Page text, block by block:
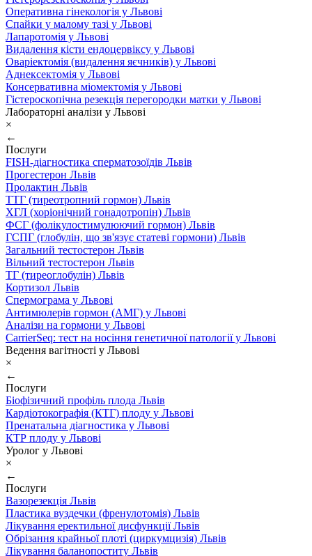
Оперативна гінекологія у Львові
Спайки у малому тазі у Львові
Лапаротомія у Львові
Видалення кісти ендоцервіксу у Львові
Оваріектомія (видалення яєчників) у Львові
Аднексектомія у Львові
Консервативна міомектомія у Львові
Гістероскопічна резекція перегородки матки у Львові
Лабораторні аналізи у Львові
×
←
Послуги
FISH-діагностика сперматозоїдів Львів
Прогестерон Львів
Пролактин Львів
ТТГ (тиреотропний гормон) Львів
ХГЛ (хоріонічний гонадотропін) Львів
ФСГ (фолікулостимулюючий гормон) Львів
ГСПГ (глобулін, що зв'язує статеві гормони) Львів
Загальний тестостерон Львів
Вільний тестостерон Львів
ТГ (тиреоглобулін) Львів
Кортизол Львів
Спермограма у Львові
Антимюлерів гормон (АМГ) у Львові
Аналізи на гормони у Львові
CarrierSeq: тест на носіння генетичної патології у Львові
Ведення вагітності у Львові
×
←
Послуги
Біофізичний профіль плода Львів
Кардіотокографія (КТГ) плоду у Львові
Пренатальна діагностика у Львові
КТР плоду у Львові
Уролог у Львові
×
←
Послуги
Вазорезекція Львів
Пластика вуздечки (френулотомія) Львів
Лікування еректильної дисфункції Львів
Обрізання крайньої плоті (циркумцизія) Львів
Лікування баланопоститу Львів